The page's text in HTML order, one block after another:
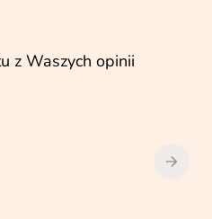
z Waszych opinii